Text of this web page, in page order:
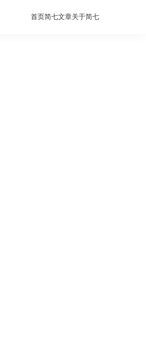
首页简七文章关于简七